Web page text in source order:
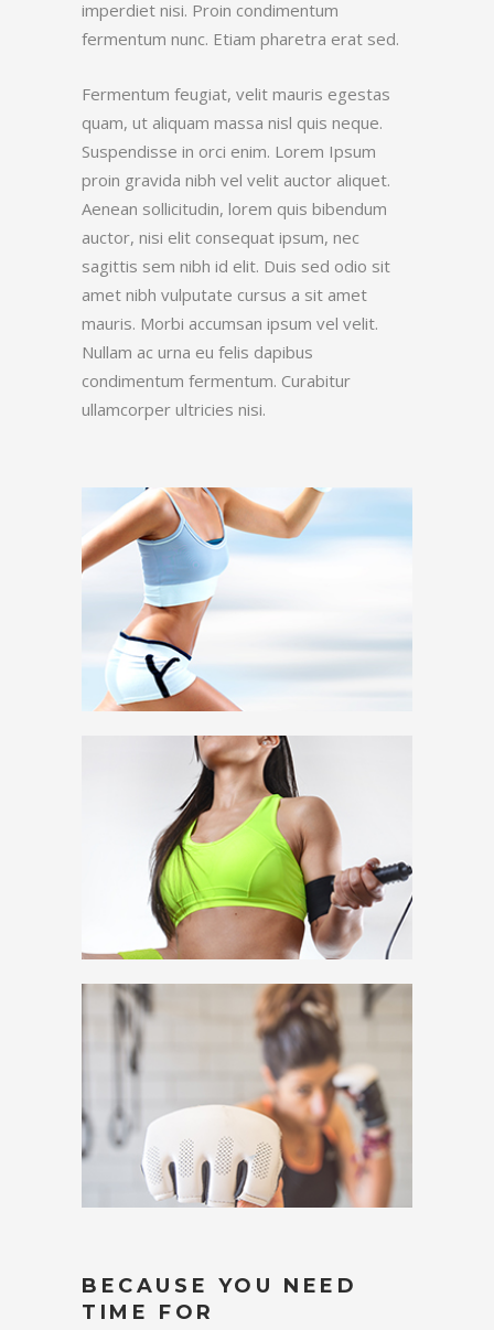
imperdiet nisi. Proin condimentum
fermentum nunc. Etiam pharetra erat sed.
Fermentum feugiat, velit mauris egestas
quam, ut aliquam massa nisl quis neque.
Suspendisse in orci enim. Lorem Ipsum
proin gravida nibh vel velit auctor aliquet.
Aenean sollicitudin, lorem quis bibendum
auctor, nisi elit consequat ipsum, nec
sagittis sem nibh id elit. Duis sed odio sit
amet nibh vulputate cursus a sit amet
mauris. Morbi accumsan ipsum vel velit.
Nullam ac urna eu felis dapibus
condimentum fermentum. Curabitur
ullamcorper ultricies nisi.
BECAUSE YOU NEED
TIME FOR